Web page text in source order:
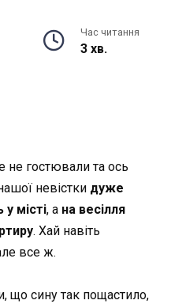
Час читання
3 хв.
не гостювали та ось
невістки дуже
місті, а на весілля
. Хай навіть
все ж.
що сину так пощастило,